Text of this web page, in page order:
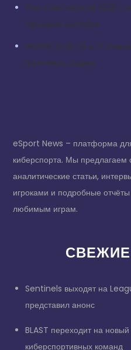
The International 2025
турниром сентября
Worlds 2025: IG и T1
групповую стадию
eSport News – платформа
киберспорта. Мы предлагаем
аналитические статьи,
игроками и подробные
любимым играм.
Sentinels выходят на
представил анонс
BLAST переходит на
киберспортивных команд